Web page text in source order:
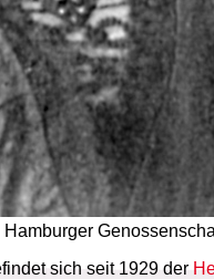
sich seit 1929 der